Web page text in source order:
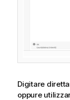
Digitare
oppure